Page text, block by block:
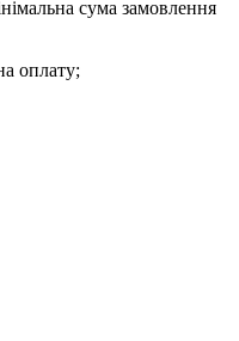
сума замовлення
оплату;